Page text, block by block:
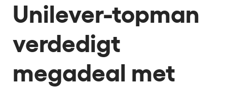
Unilever-topman
verdedigt
megadeal met